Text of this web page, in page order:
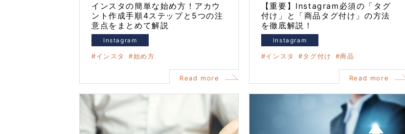
インスタの簡単な始め方！アカウ
ント作成手順4ステップと5つの注
意点をまとめて解説
Instagram
インスタ 始め方
Read more
【重要】Instagram必須の「タグ
付け」と「商品タグ付け」の方法
を徹底解説！
Instagram
インスタ タグ付け 商品
Read more